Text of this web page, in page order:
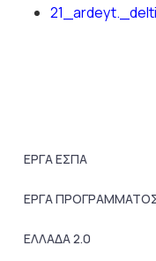
ΕΡΓΑ ΕΣΠΑ
ΕΡΓΑ
ΕΛΛΑΔΑ 2.0